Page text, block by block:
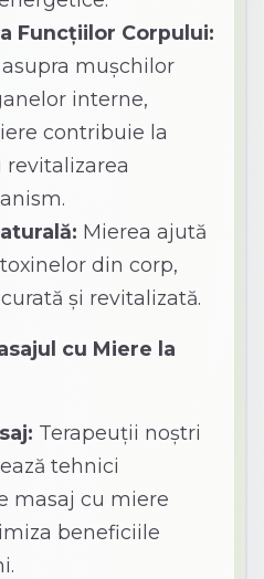
Funcțiilor Corpului:
mușchilor
interne,
contribuie la
revitalizarea
Mierea ajută
din corp,
și revitalizată.
cu Miere la
Terapeuții noștri
tehnici
masaj cu miere
beneficiile